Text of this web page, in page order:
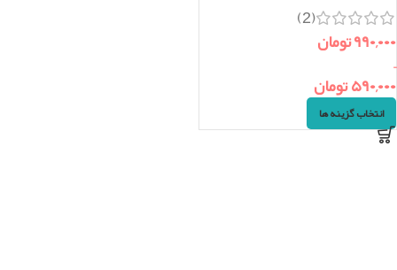
(2)
۹۹۰,۰۰۰تومان
–
۵۹۰,۰۰۰تومان
انتخاب گزینه ها